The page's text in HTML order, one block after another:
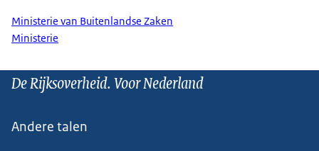
Ministerie van Buitenlandse Zaken
Ministerie
De Rijksoverheid. Voor Nederland
Andere talen